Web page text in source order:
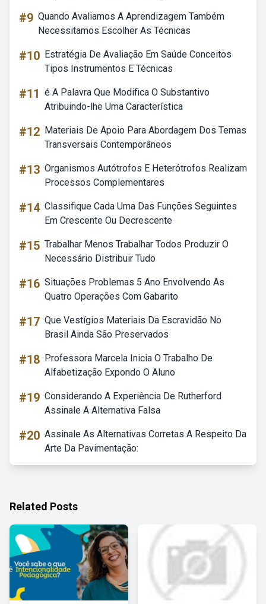
#9 Quando Avaliamos A Aprendizagem Também
Necessitamos Escolher As Técnicas
#10 Estratégia De Avaliação Em Saúde Conceitos
Tipos Instrumentos E Técnicas
#11 é A Palavra Que Modifica O Substantivo
Atribuindo-lhe Uma Característica
#12 Materiais De Apoio Para Abordagem Dos Temas
Transversais Contemporâneos
#13 Organismos Autótrofos E Heterótrofos Realizam
Processos Complementares
#14 Classifique Cada Uma Das Funções Seguintes
Em Crescente Ou Decrescente
#15 Trabalhar Menos Trabalhar Todos Produzir O
Necessário Distribuir Tudo
#16 Situações Problemas 5 Ano Envolvendo As
Quatro Operações Com Gabarito
#17 Que Vestígios Materiais Da Escravidão No
Brasil Ainda São Preservados
#18 Professora Marcela Inicia O Trabalho De
Alfabetização Expondo O Aluno
#19 Considerando A Experiência De Rutherford
Assinale A Alternativa Falsa
#20 Assinale As Alternativas Corretas A Respeito Da
Arte Da Pavimentação:
Related Posts